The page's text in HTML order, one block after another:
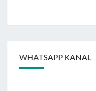
WHATSAPP KANAL